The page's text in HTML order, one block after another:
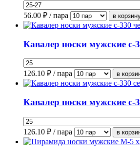
56.00 ₽ / пара
Кавалер носки мужские с-
126.10 ₽ / пара
Кавалер носки мужские с-
126.10 ₽ / пара